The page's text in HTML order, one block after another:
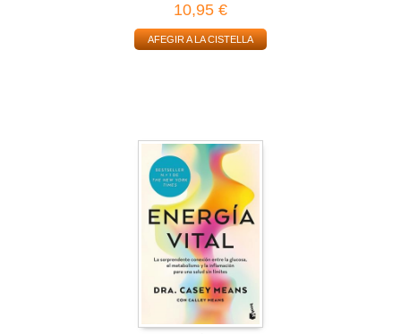
10,95 €
AFEGIR A LA CISTELLA